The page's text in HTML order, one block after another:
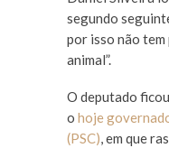
segundo
por isso não
animal”.
O deputado
o hoje
(PSC), em que